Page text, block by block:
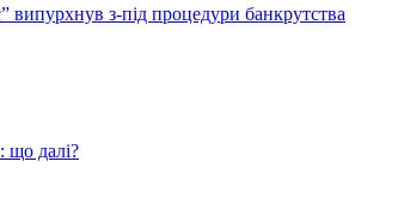
випурхнув з-під процедури банкрутства
що далі?